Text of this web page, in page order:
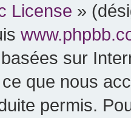
License »
sur
que nous
permis.